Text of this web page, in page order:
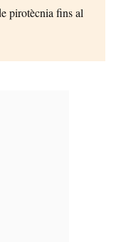
pirotècnia fins al